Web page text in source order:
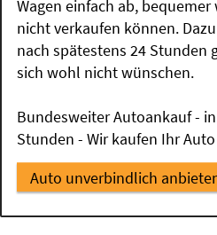
Wagen einfach ab,
nicht verkaufen können.
nach spätestens 24 Stunden
sich wohl nicht wünschen.
Bundesweiter Autoankauf -
Stunden - Wir kaufen Ihr
Auto unverbindlich